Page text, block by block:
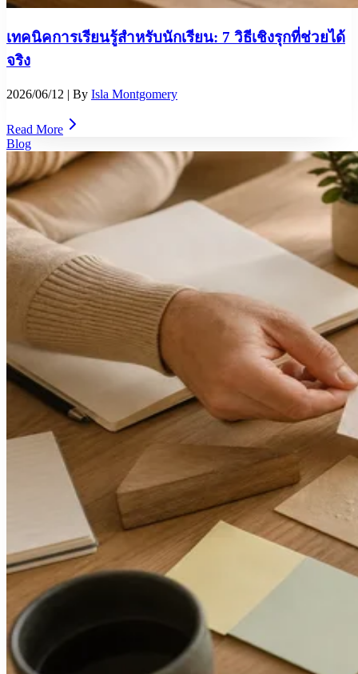
เทคนิคการเรียนรู้สำหรับนักเรียน: 7 วิธีเชิงรุกที่ช่วยได้
จริง
2026/06/12 | By Isla Montgomery
Read More
Blog